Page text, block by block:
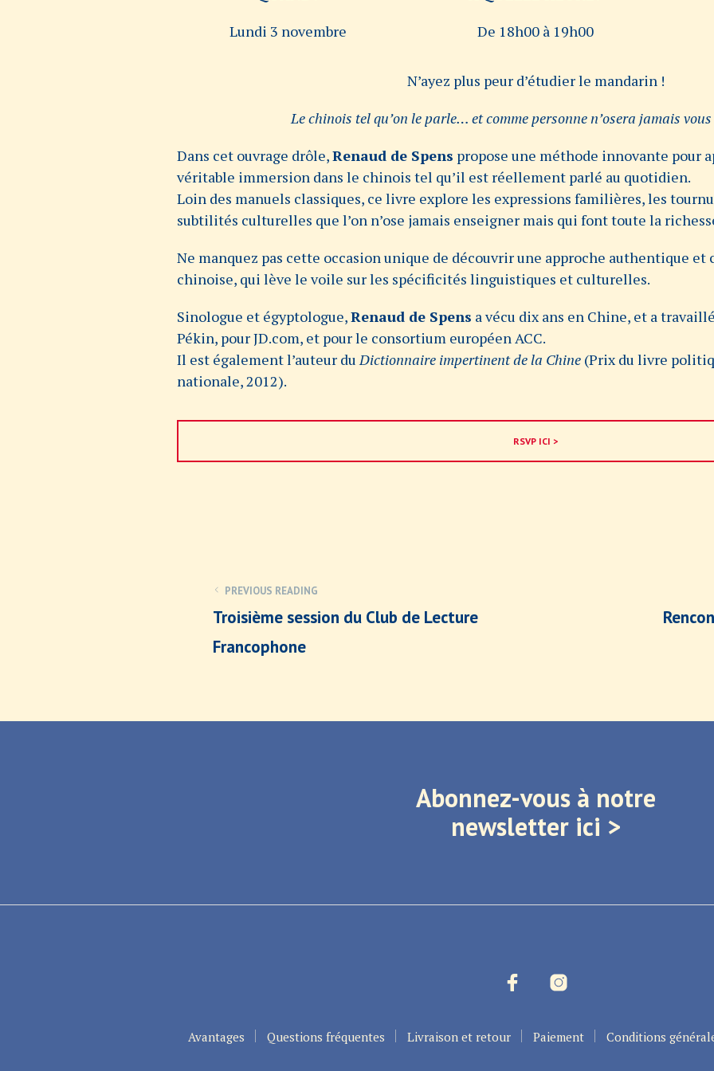
Lundi 3 novembre
De 18h00 à 19h00
N’ayez plus peur d’étudier le mandarin !
Le chinois tel qu’on le parle… et comme personne n’osera jamais vous
Dans cet ouvrage drôle,Renaud de Spens propose une méthode innovante pour
véritable immersion dans le chinois tel qu’il est réellement parlé au quotidien.
Loin des manuels classiques, ce livre explore les expressions familières, les
subtilités culturelles que l’on n’ose jamais enseigner mais qui font toute la
Ne manquez pas cette occasion unique de découvrir une approche authentique et
chinoise, qui lève le voile sur les spécificités linguistiques et culturelles.
Sinologue et égyptologue,Renaud de Spens a vécu dix ans en Chine, et a
Pékin, pour JD.com, et pour le consortium européen ACC.
Il est également l’auteur du Dictionnaire impertinent de la Chine (Prix du livre
nationale, 2012).
RSVP ICI >
PREVIOUS READING
Troisième session du Club de Lecture
Francophone
Abonnez-vous à notre
newsletter ici >
Avantages Questions fréquentes Livraison et retour Paiement Conditions